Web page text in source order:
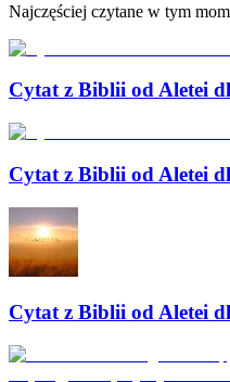
Najczęściej czytane w tym
Cytat z Biblii od Aletei
Cytat z Biblii od Aletei
Cytat z Biblii od Aletei